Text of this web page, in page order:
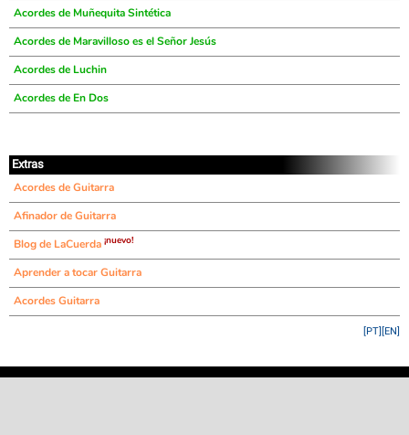
Acordes de Muñequita Sintética
Acordes de Maravilloso es el Señor Jesús
Acordes de Luchin
Acordes de En Dos
Extras
Acordes de Guitarra
Afinador de Guitarra
Blog de LaCuerda ¡nuevo!
Aprender a tocar Guitarra
Acordes Guitarra
[EN]
[PT]